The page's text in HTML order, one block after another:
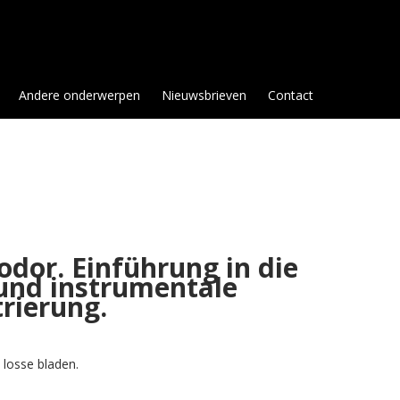
Andere onderwerpen Nieuwsbrieven Contact
Einführung in die
instrumentale
bladen.